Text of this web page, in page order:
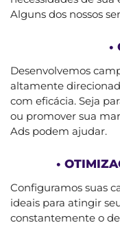
Alguns dos nossos
•
Desenvolvemos
altamente
com eficácia. Seja
ou promover sua
Ads podem ajudar.
•
Configuramos suas
ideais para atingir
constantemente o